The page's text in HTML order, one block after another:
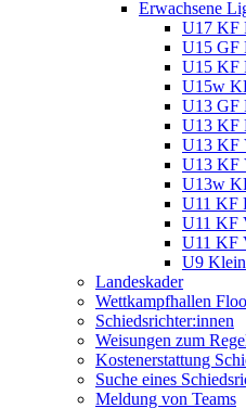
Erwachsene
U17 KF
U15 GF
U15 KF
U15w
U13 GF
U13 KF
U13 KF
U13 KF
U13w
U11 KF
U11 KF
U11 KF
U9
Landeskader
Wettkampfhallen
Schiedsrichter:innen
Weisungen zum
Kostenerstattung
Suche eines
Meldung von Teams